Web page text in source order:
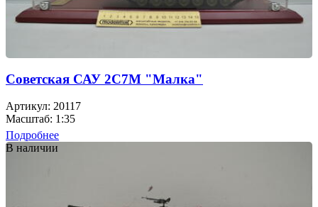
Советская САУ 2С7М "Малка"
Артикул: 20117
Масштаб: 1:35
Подробнее
В наличии